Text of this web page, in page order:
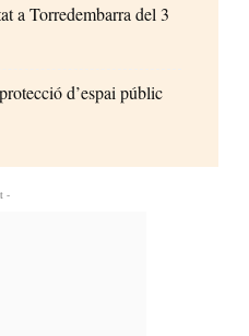
a Torredembarra del 3
d’espai públic
-